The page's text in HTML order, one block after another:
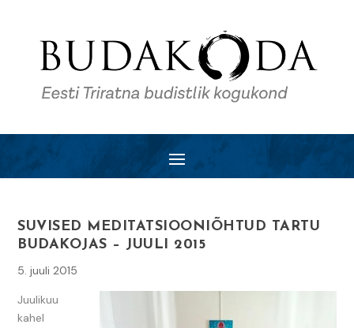
SUVISED MEDITATSIOONIÕHTUD TARTU
BUDAKOJAS – JUULI 2015
5. juuli 2015
Juulikuu
kahel